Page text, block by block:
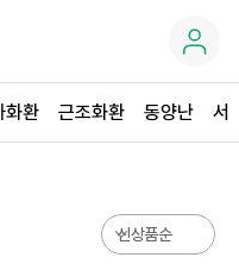
화환 근조화환 동양난 서